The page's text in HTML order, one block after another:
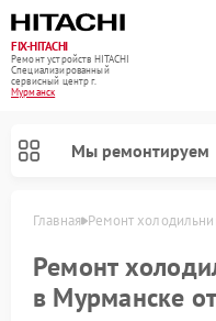
FIX-HITACHI
Ремонт устройств HITACHI
Специализированный
cервисный центр г.
Мурманск
Мы ремонтируем
Главная Ремонт
Ремонт
в Мурманске